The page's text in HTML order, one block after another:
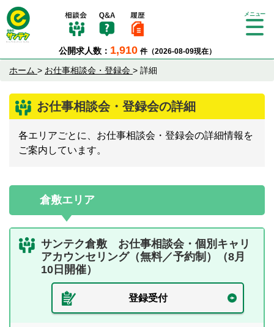
公開求人数： 1,910 件（2026-08-09現在）
Tog
ホーム > お仕事相談会・登録会 > 詳細
お仕事相談会・登録会の詳細
各エリアごとに、お仕事相談会・登録会の詳細情報を
ご案内しています。
倉敷エリア
サンテク倉敷 お仕事相談会・個別キャリ
アカウンセリング（無料／予約制）（8月
10日開催）
登録受付